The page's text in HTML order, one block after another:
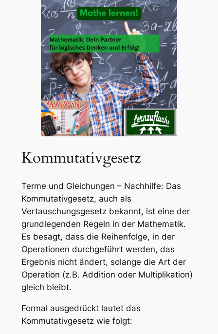
Kommutativgesetz
Terme und Gleichungen – Nachhilfe: Das
Kommutativgesetz, auch als
Vertauschungsgesetz bekannt, ist eine der
grundlegenden Regeln in der Mathematik.
Es besagt, dass die Reihenfolge, in der
Operationen durchgeführt werden, das
Ergebnis nicht ändert, solange die Art der
Operation (z.B. Addition oder Multiplikation)
gleich bleibt.
Formal ausgedrückt lautet das
Kommutativgesetz wie folgt: